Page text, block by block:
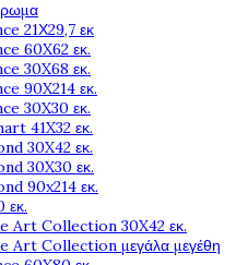
21Χ29,7 εκ
60X62 εκ.
30X68 εκ.
90X214 εκ.
30X30 εκ.
41X32 εκ.
30X42 εκ.
30X30 εκ.
90x214 εκ.
εκ.
Art Collection 30X42 εκ.
Art Collection μεγάλα μεγέθη